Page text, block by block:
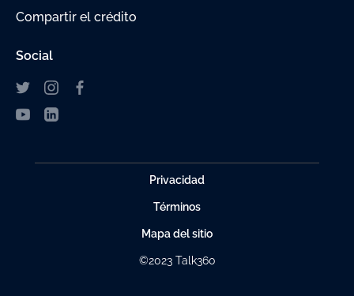
Compartir el crédito
Social
Privacidad
Términos
Mapa del sitio
©2023 Talk360